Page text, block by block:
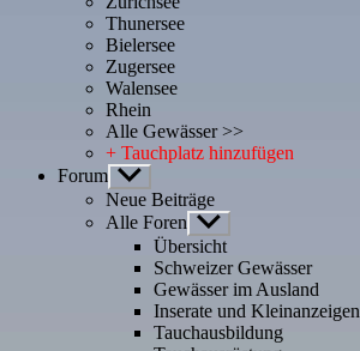
Thunersee
Bielersee
Zugersee
Walensee
Rhein
Alle Gewässer >>
+ Tauchplatz hinzufügen
Forum Untermenü
anzeigen
Neue Beiträge
Alle Foren Untermenü
anzeigen
Übersicht
Schweizer Gewässer
Gewässer im Ausland
Inserate und Kleinanzeigen
Tauchausbildung